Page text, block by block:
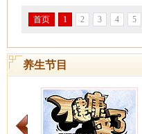
首页 1 2 3 4 5
养生节目